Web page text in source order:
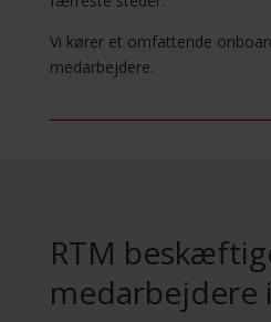
Vi kører et omfattende
medarbejdere.
RTM
medarbejdere